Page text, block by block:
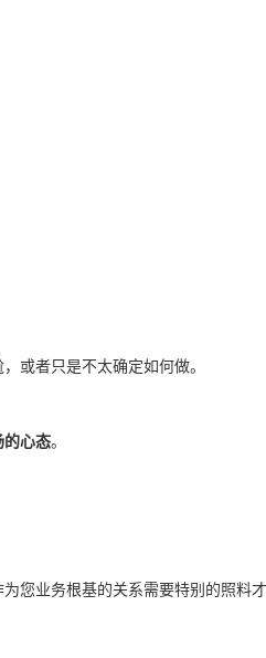
或者只是不太确定如何做。
的心态。
您业务根基的关系需要特别的照料